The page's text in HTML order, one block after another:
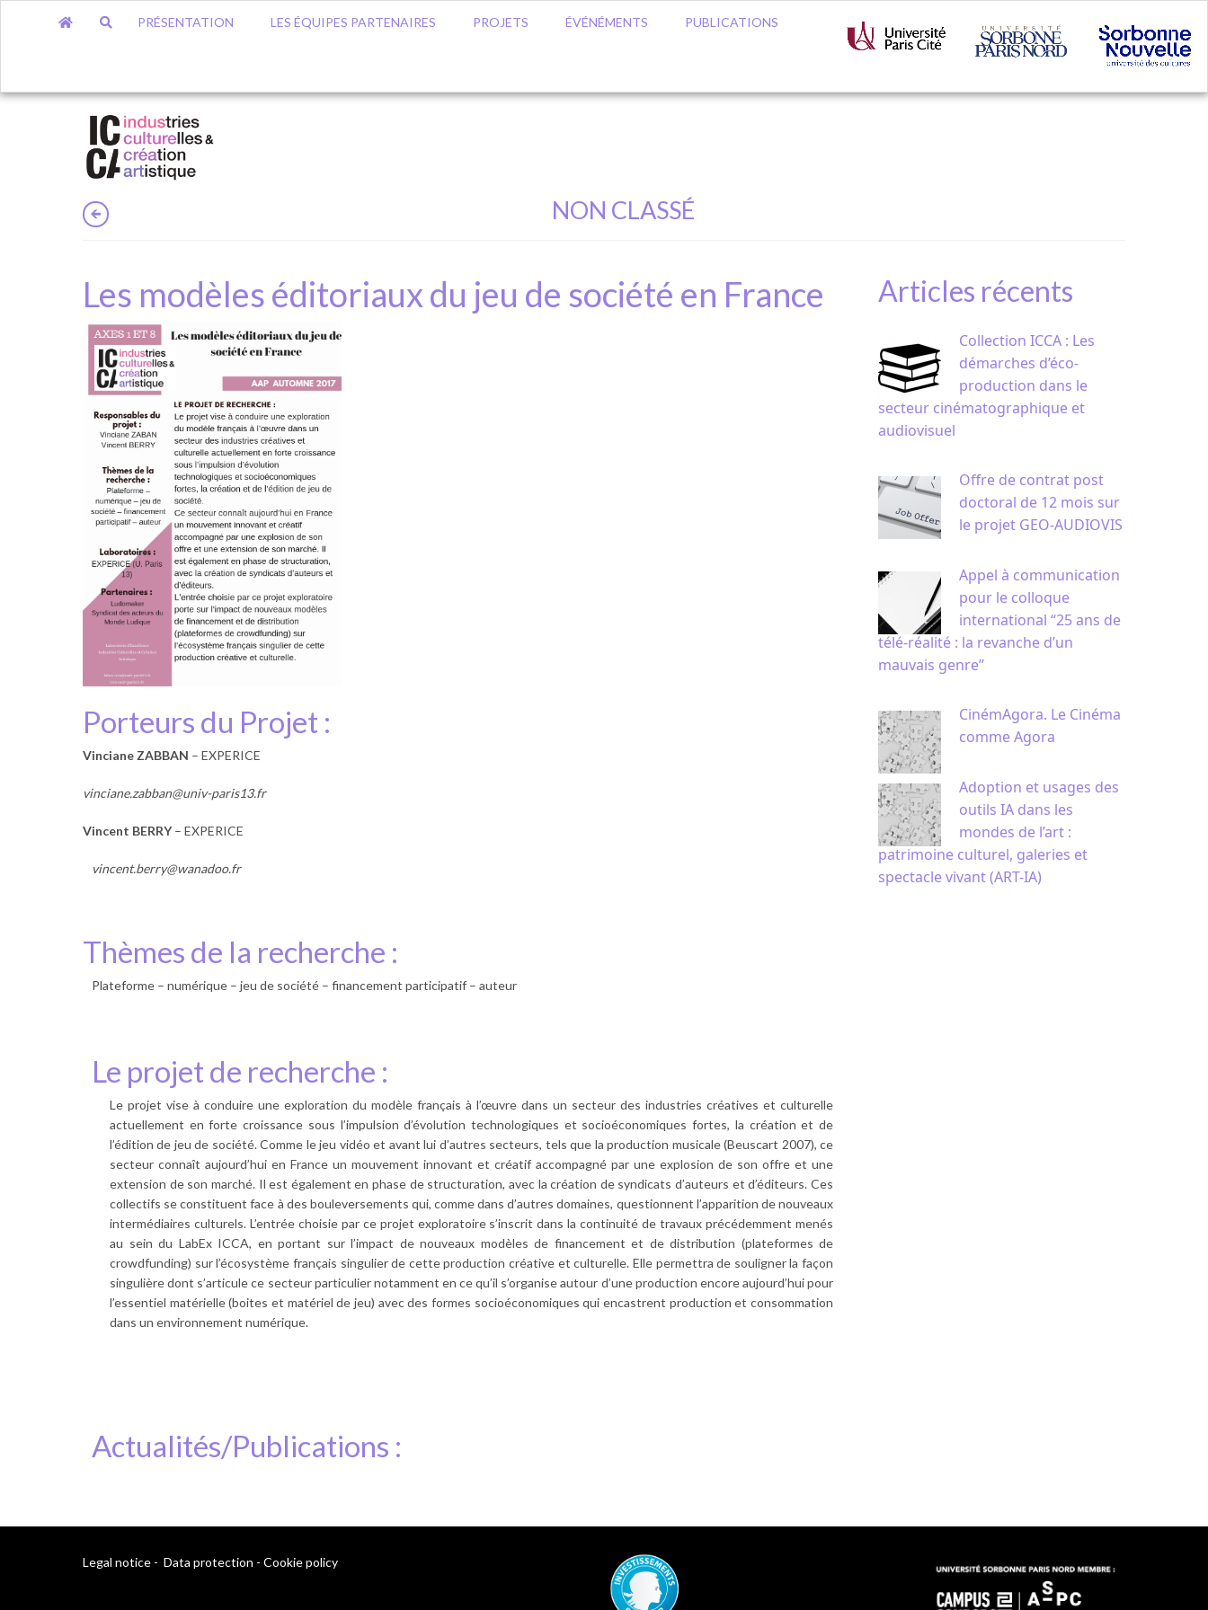
PRÉSENTATION LES ÉQUIPES PARTENAIRES PROJETS ÉVÉNÉMENTS PUBLICATIONS
NON CLASSÉ
Les modèles éditoriaux du jeu de société en France
Porteurs du Projet :
Vinciane ZABBAN – EXPERICE
vinciane.zabban@univ-paris13.fr
Vincent BERRY– EXPERICE
vincent.berry@wanadoo.fr
Thèmes de la recherche :
Plateforme – numérique – jeu de société – financement participatif – auteur
Le projet de recherche :
Le projet vise à conduire une exploration du modèle français à l’œuvre dans un secteur des industries créatives et culturelle
actuellement en forte croissance sous l’impulsion d’évolution technologiques et socioéconomiques fortes, la création et de
l’édition de jeu de société. Comme le jeu vidéo et avant lui d’autres secteurs, tels que la production musicale (Beuscart 2007), ce
secteur connaît aujourd’hui en France un mouvement innovant et créatif accompagné par une explosion de son offre et une
extension de son marché. Il est également en phase de structuration, avec la création de syndicats d’auteurs et d’éditeurs. Ces
collectifs se constituent face à des bouleversements qui, comme dans d’autres domaines, questionnent l’apparition de nouveaux
intermédiaires culturels. L’entrée choisie par ce projet exploratoire s’inscrit dans la continuité de travaux précédemment menés
au sein du LabEx ICCA, en portant sur l’impact de nouveaux modèles de financement et de distribution (plateformes de
crowdfunding) sur l’écosystème français singulier de cette production créative et culturelle. Elle permettra de souligner la façon
singulière dont s’articule ce secteur particulier notamment en ce qu’il s’organise autour d’une production encore aujourd’hui pour
l’essentiel matérielle (boites et matériel de jeu) avec des formes socioéconomiques qui encastrent production et consommation
dans un environnement numérique.
Actualités/Publications :
Articles récents
Collection ICCA : Les
démarches d’éco-
production dans le
secteur cinématographique et
audiovisuel
Offre de contrat post
doctoral de 12 mois sur
le projet GEO-AUDIOVIS
Appel à communication
pour le colloque
international “25 ans de
télé-réalité : la revanche d’un
mauvais genre”
CinémAgora. Le Cinéma
comme Agora
Adoption et usages des
outils IA dans les
mondes de l’art :
patrimoine culturel, galeries et
spectacle vivant (ART-IA)
Legal notice - Data protection - Cookie policy